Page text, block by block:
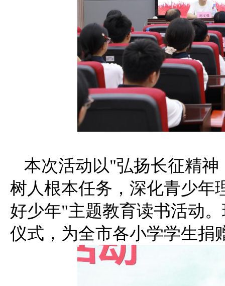
本次活动以"弘扬长征精
树人根本任务，深化青少年
好少年"主题教育读书活动
仪式，为全市各小学学生捐